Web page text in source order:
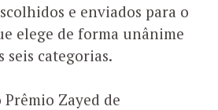
e enviados para o
elege de forma unânime
seis categorias.
Prêmio Zayed de